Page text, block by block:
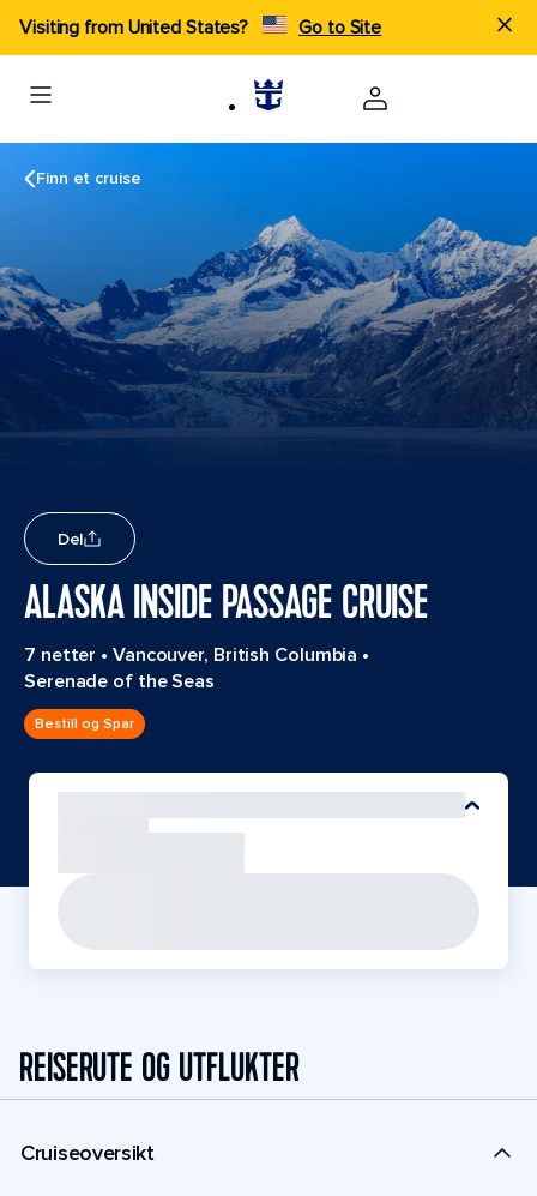
Visiting from United States? Go to Site
Finn et cruise
Del
ALASKA INSIDE PASSAGE CRUISE
7 netter • Vancouver, British Columbia •
Serenade of the Seas
Bestill og Spar
REISERUTE OG UTFLUKTER
Cruiseoversikt